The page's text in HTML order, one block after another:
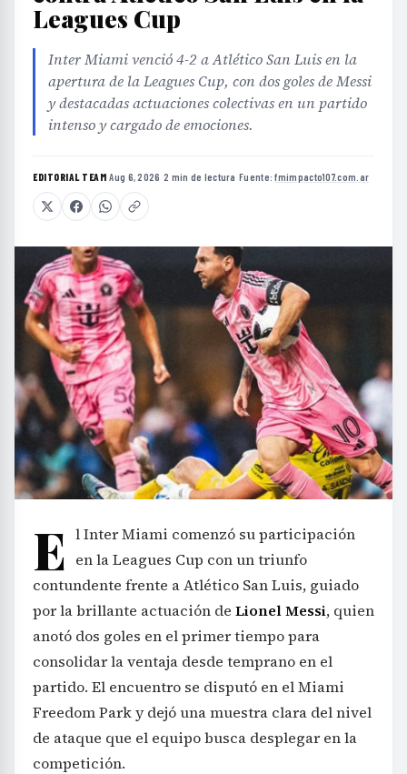
Leagues Cup
Inter Miami venció 4-2 a Atlético San Luis en la
apertura de la Leagues Cup, con dos goles de Messi
y destacadas actuaciones colectivas en un partido
intenso y cargado de emociones.
EDITORIAL TEAM·Aug 6, 2026 ·2 min de lectura ·Fuente:fmimpacto107.com.ar
E l Inter Miami comenzó su participación
en la Leagues Cup con un triunfo
contundente frente a Atlético San Luis, guiado
por la brillante actuación de Lionel Messi, quien
anotó dos goles en el primer tiempo para
consolidar la ventaja desde temprano en el
partido. El encuentro se disputó en el Miami
Freedom Park y dejó una muestra clara del nivel
de ataque que el equipo busca desplegar en la
competición.